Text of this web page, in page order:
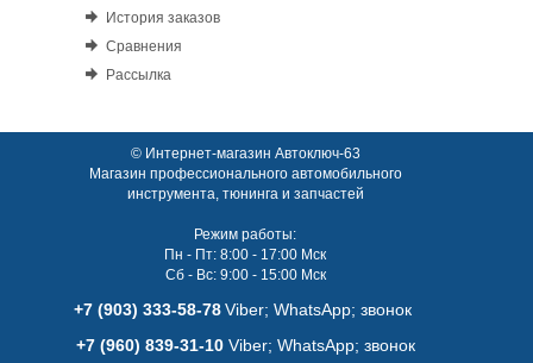
История заказов
Сравнения
Рассылка
© Интернет-магазин Автоключ-63
Магазин профессионального автомобильного
инструмента, тюнинга и запчастей
Режим работы:
Пн - Пт: 8:00 - 17:00 Мск
Сб - Вс: 9:00 - 15:00 Мск
+7 (903) 333-58-78 Viber; WhatsАpp; звонок
+7 (960) 839-31-10Viber; WhatsАpp; звонок